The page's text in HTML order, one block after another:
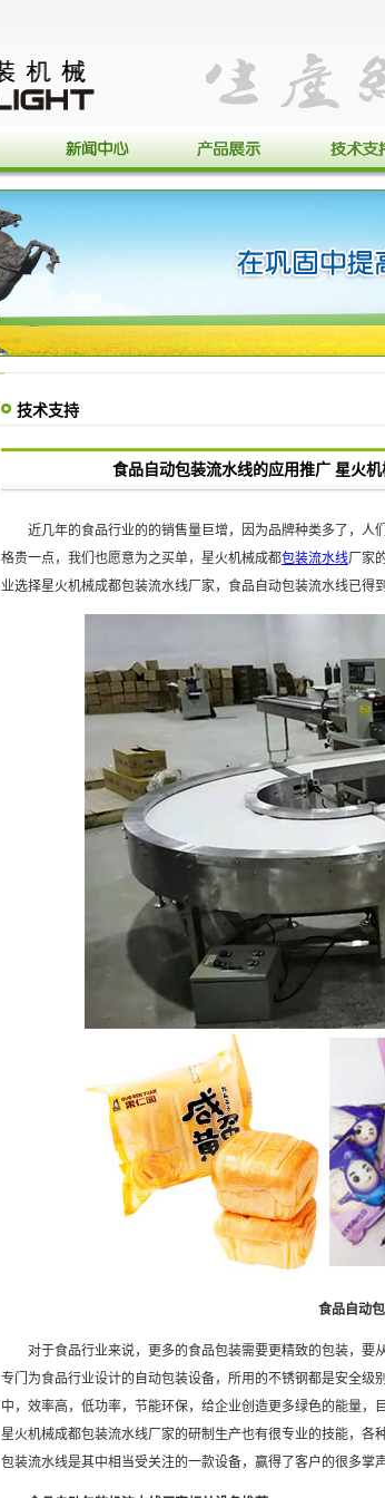
技术支持
食品自动包装流水线的应用推广 星火
近几年的食品行业的的销售量巨增，因为品牌种类多了，
格贵一点，我们也愿意为之买单，星火机械成都包装流水线厂家
业选择星火机械成都包装流水线厂家，食品自动包装流水线已得
食品自动
对于食品行业来说，更多的食品包装需要更精致的包装，要
专门为食品行业设计的自动包装设备，所用的不锈钢都是安全
中，效率高，低功率，节能环保，给企业创造更多绿色的能量，
星火机械成都包装流水线厂家的研制生产也有很专业的技能，
包装流水线是其中相当受关注的一款设备，赢得了客户的很多掌声